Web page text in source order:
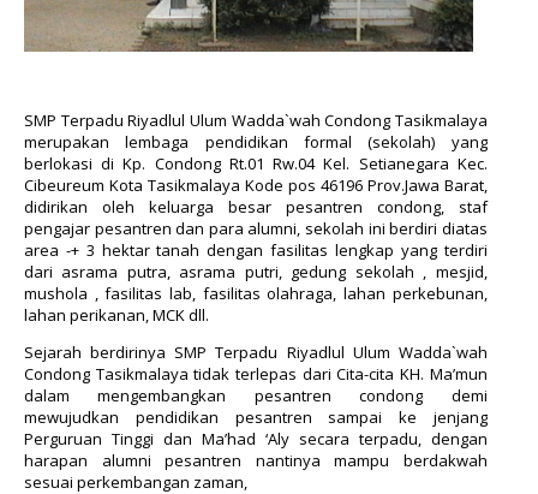
SMP Terpadu Riyadlul Ulum Wadda`wah Condong Tasikmalaya
merupakan lembaga pendidikan formal (sekolah) yang
berlokasi di Kp. Condong Rt.01 Rw.04 Kel. Setianegara Kec.
Cibeureum Kota Tasikmalaya Kode pos 46196 Prov.Jawa Barat,
didirikan oleh keluarga besar pesantren condong, staf
pengajar pesantren dan para alumni, sekolah ini berdiri diatas
area -+ 3 hektar tanah dengan fasilitas lengkap yang terdiri
dari asrama putra, asrama putri, gedung sekolah , mesjid,
mushola , fasilitas lab, fasilitas olahraga, lahan perkebunan,
lahan perikanan, MCK dll.
Sejarah berdirinya SMP Terpadu Riyadlul Ulum Wadda`wah
Condong Tasikmalaya tidak terlepas dari Cita-cita KH. Ma’mun
dalam mengembangkan pesantren condong demi
mewujudkan pendidikan pesantren sampai ke jenjang
Perguruan Tinggi dan Ma’had ‘Aly secara terpadu, dengan
harapan alumni pesantren nantinya mampu berdakwah
sesuai perkembangan zaman,